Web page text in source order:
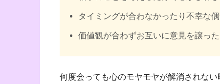
タイミングが合わなかったり不幸な
価値観が合わずお互いに意見を譲っ
何度会っても心のモヤモヤが解消されない